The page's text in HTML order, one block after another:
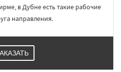
в Дубне есть такие рабочие
направления.